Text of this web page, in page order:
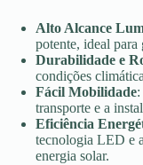
Alto Alcance
potente, ideal para
Durabilidade e
condições
Fácil Mobilidade
transporte e a
Eficiência
tecnologia LED e
energia solar.